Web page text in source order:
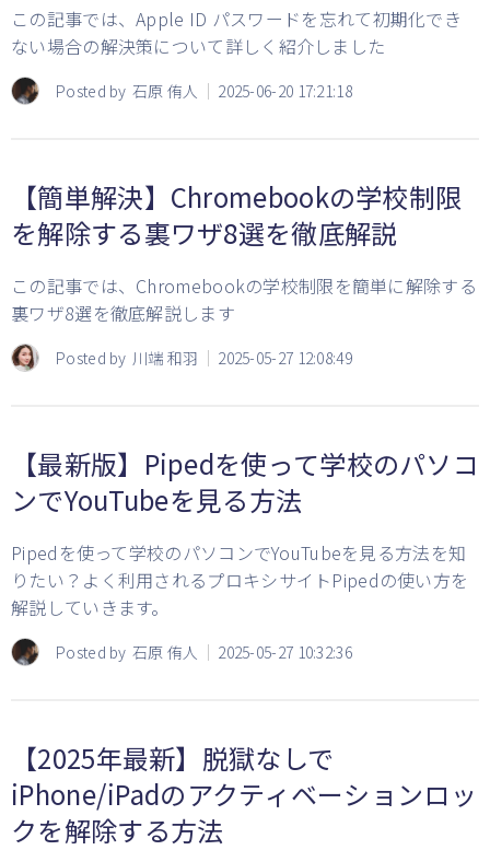
この記事では、Apple ID パスワードを忘れて初期化でき
ない場合の解決策について詳しく紹介しました
Posted by 石原 侑人 2025-06-20 17:21:18
【簡単解決】Chromebookの学校制限
を解除する裏ワザ8選を徹底解説
この記事では、Chromebookの学校制限を簡単に解除する
裏ワザ8選を徹底解説します
Posted by 川端 和羽 2025-05-27 12:08:49
【最新版】Pipedを使って学校のパソコ
ンでYouTubeを見る方法
Pipedを使って学校のパソコンでYouTubeを見る方法を知
りたい？よく利用されるプロキシサイトPipedの使い方を
解説していきます。
Posted by 石原 侑人 2025-05-27 10:32:36
【2025年最新】脱獄なしで
iPhone/iPadのアクティベーションロッ
クを解除する方法